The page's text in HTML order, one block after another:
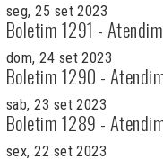
seg, 25 set 2023
Boletim 1291 -
dom, 24 set 2023
Boletim 1290 -
sab, 23 set 2023
Boletim 1289 -
sex, 22 set 2023